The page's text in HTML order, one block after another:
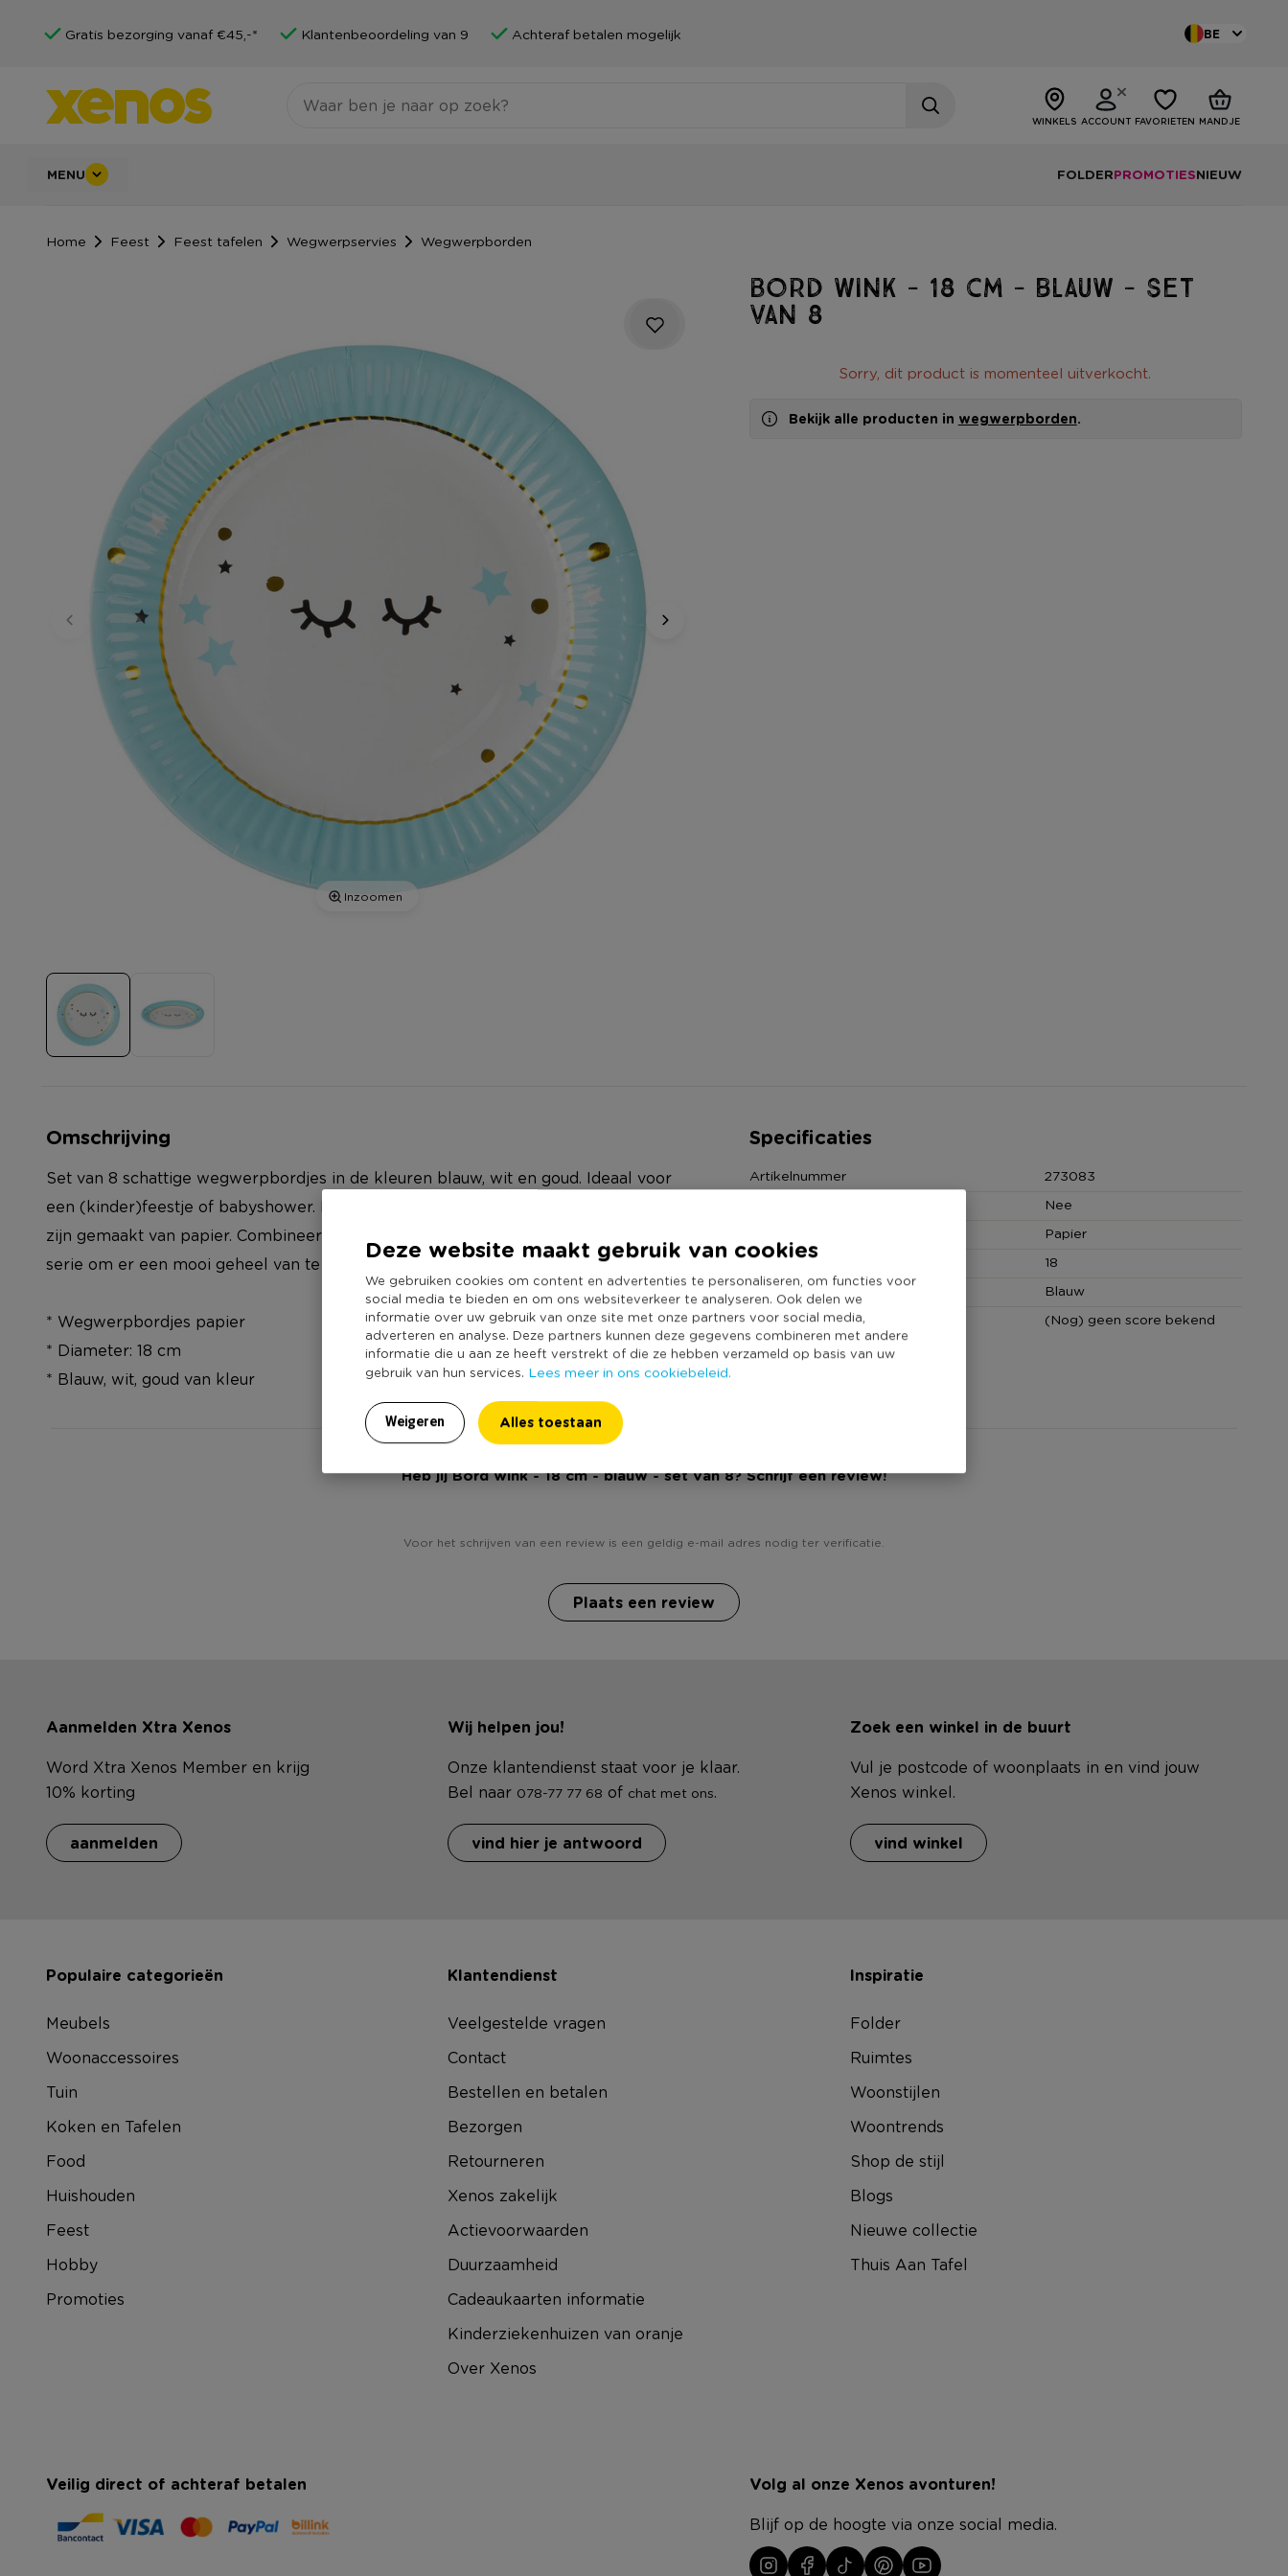
Deze website maakt gebruik van cookies
We gebruiken cookies om content en advertenties te personaliseren, om functies voor
social media te bieden en om ons websiteverkeer te analyseren. Ook delen we
informatie over uw gebruik van onze site met onze partners voor social media,
adverteren en analyse. Deze partners kunnen deze gegevens combineren met andere
informatie die u aan ze heeft verstrekt of die ze hebben verzameld op basis van uw
gebruik van hun services. Lees meer in ons cookiebeleid.
Weigeren Alles toestaan
Gratis bezorging vanaf €45,-* Klantenbeoordeling van 9 Achteraf betalen mogelijk BE
WINKELS ACCOUNT FAVORIETEN MANDJE
MENU FOLDERPROMOTIESNIEUW
Home Feest Feest tafelen Wegwerpservies Wegwerpborden
Inzoomen
Bord wink - 18 cm - blauw - set
van 8
Sorry, dit product is momenteel uitverkocht.
Bekijk alle producten in wegwerpborden.
Omschrijving
Set van 8 schattige wegwerpbordjes in de kleuren blauw, wit en goud. Ideaal voor
een (kinder)feestje of babyshower. De bordjes hebben een diameter van 18 cm en
zijn gemaakt van papier. Combineer de bordjes met het andere servies uit deze
serie om er een mooi geheel van te maken op tafel.
* Wegwerpbordjes papier
* Diameter: 18 cm
* Blauw, wit, goud van kleur
Specificaties
Artikelnummer
273083
Nee
Papier
Diameter (cm)
18
Kleur
Blauw
Duurzaamheidsscore
(Nog) geen score bekend
Heb jij Bord wink - 18 cm - blauw - set van 8? Schrijf een review!
Voor het schrijven van een review is een geldig e-mail adres nodig ter verificatie.
Plaats een review
Aanmelden Xtra Xenos
Word Xtra Xenos Member en krijg
10% korting
aanmelden
Wij helpen jou!
Onze klantendienst staat voor je klaar.
Bel naar 078-77 77 68 of chat met ons.
vind hier je antwoord
Zoek een winkel in de buurt
Vul je postcode of woonplaats in en vind jouw
Xenos winkel.
vind winkel
Populaire categorieën
Meubels
Woonaccessoires
Tuin
Koken en Tafelen
Food
Huishouden
Feest
Hobby
Promoties
Klantendienst
Veelgestelde vragen
Contact
Bestellen en betalen
Bezorgen
Retourneren
Xenos zakelijk
Actievoorwaarden
Duurzaamheid
Cadeaukaarten informatie
Kinderziekenhuizen van oranje
Over Xenos
Inspiratie
Folder
Ruimtes
Woonstijlen
Woontrends
Shop de stijl
Blogs
Nieuwe collectie
Thuis Aan Tafel
Veilig direct of achteraf betalen Volg al onze Xenos avonturen!
Blijf op de hoogte via onze social media.